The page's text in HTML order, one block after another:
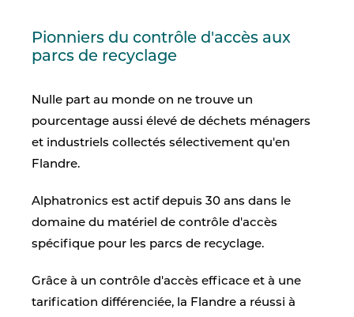
Pionniers du contrôle d'accès aux
parcs de recyclage
Nulle part au monde on ne trouve un
pourcentage aussi élevé de déchets ménagers
et industriels collectés sélectivement qu'en
Flandre.
Alphatronics est actif depuis 30 ans dans le
domaine du matériel de contrôle d'accès
spécifique pour les parcs de recyclage.
Grâce à un contrôle d'accès efficace et à une
tarification différenciée, la Flandre a réussi à